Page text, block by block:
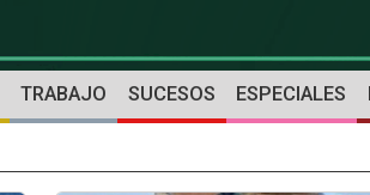
TRABAJO SUCESOS ESPECIALES